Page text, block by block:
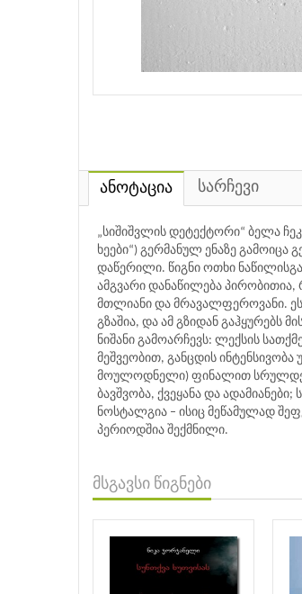
ანოტაცია სარჩევი
„სიშიშვლის დეტექტორი“ ბელა
ხეები“) გერმანულ ენაზე
დაწერილი. წიგნი ოთხი
ამგვარი დანაწილება
მთლიანი და მრავალფეროვანი.
გზაშია, და ამ გზიდან გაჰყურებს
ნიშანი გამოარჩევს: ლექსის
მეშვეობით, განცდის
მოულოდნელი) ფინალით
ბავშვობა, ქვეყანა და
ნოსტალგია – ისიც მეწამულად
პერიოდშია შექმნილი.
მსგავსი წიგნები